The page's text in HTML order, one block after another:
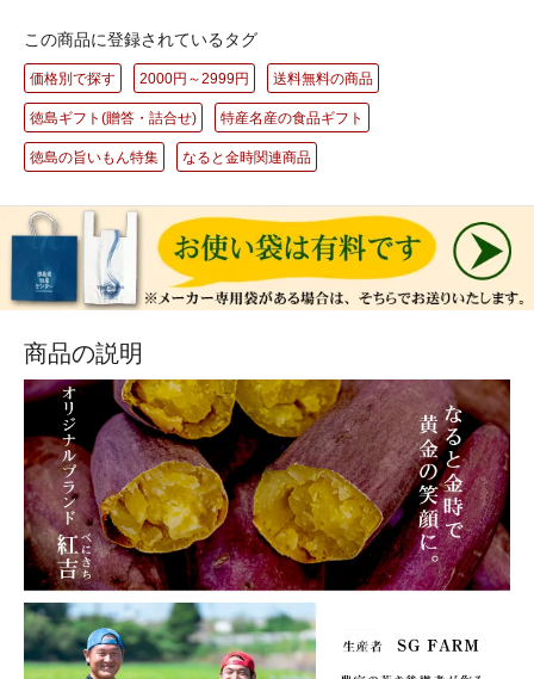
この商品に登録されているタグ
価格別で探す 2000円～2999円 送料無料の商品
徳島ギフト(贈答・詰合せ) 特産名産の食品ギフト
徳島の旨いもん特集 なると金時関連商品
商品の説明